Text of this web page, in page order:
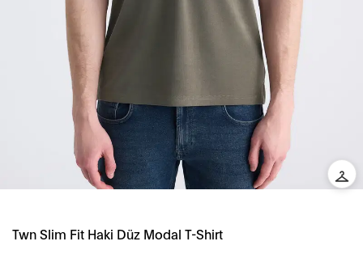
Twn Slim Fit Haki Düz Modal T-Shirt